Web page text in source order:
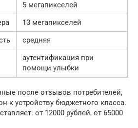
5 мегапикселей
13 мегапикселей
средняя
аутентификация при
помощи улыбки
после отзывов потребителей,
к устройству бюджетного класса.
от 12000 рублей, от 65000